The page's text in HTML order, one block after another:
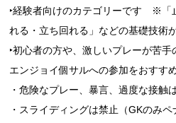
‣経験者向けのカテゴリーです ※「
れる・立ち回れる」などの基礎技術
‣初心者の方や、激しいプレーが苦手
エンジョイ個サルへの参加をおすす
・危険なプレー、暴言、過度な接触
・スライディングは禁止（GKのみ